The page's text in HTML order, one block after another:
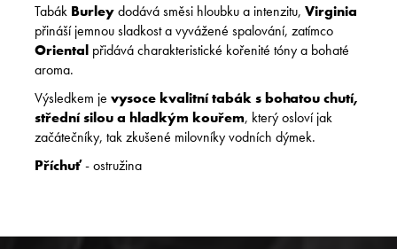
Tabák Burleydodává směsi hloubku a intenzitu, Virginia
přináší jemnou sladkost a vyvážené spalování, zatímco
Oriental přidává charakteristické kořenité tóny a bohaté
aroma.
Výsledkem je vysoce kvalitní tabák s bohatou chutí,
střední silou a hladkým kouřem, který osloví jak
začátečníky, tak zkušené milovníky vodních dýmek.
Příchuť- ostružina